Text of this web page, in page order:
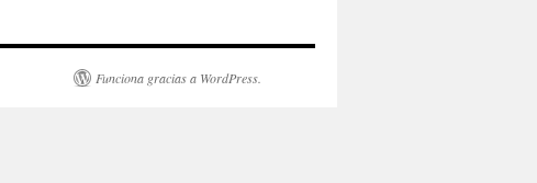
Funciona gracias a WordPress.